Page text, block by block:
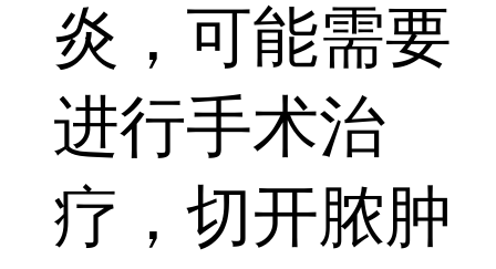
炎，可能需要
进行手术治
疗，切开脓肿